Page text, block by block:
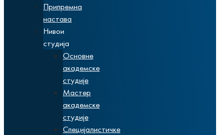
Припремна
настава
Нивои
студија
Основне
академске
студије
Мастер
академске
студије
Специјалистичке